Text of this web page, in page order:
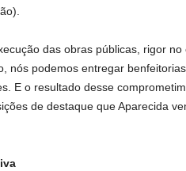
das obras públicas, rigor
nós podemos entregar
E o resultado desse
de destaque que Aparecida